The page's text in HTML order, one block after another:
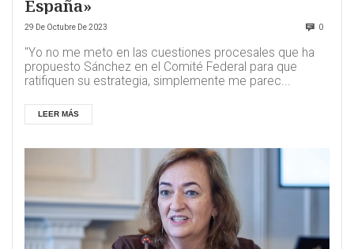
España»
29 De Octubre De 2023 0
"Yo no me meto en las cuestiones procesales que ha
propuesto Sánchez en el Comité Federal para que
ratifiquen su estrategia, simplemente me parec...
LEER MÁS